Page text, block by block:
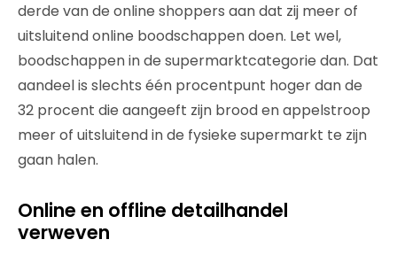
derde van de online shoppers aan dat zij meer of
uitsluitend online boodschappen doen. Let wel,
boodschappen in de supermarktcategorie dan. Dat
aandeel is slechts één procentpunt hoger dan de
32 procent die aangeeft zijn brood en appelstroop
meer of uitsluitend in de fysieke supermarkt te zijn
gaan halen.
Online en offline detailhandel
verweven